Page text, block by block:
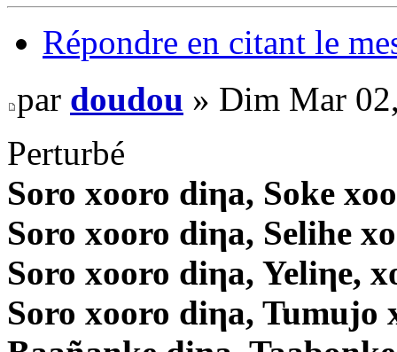
Répondre en citant le
par doudou » Dim Mar
Perturbé
Soro xooro diηa, Soke
Soro xooro diηa, Selihe
Soro xooro diηa, Yeliηe,
Soro xooro diηa, Tumujo